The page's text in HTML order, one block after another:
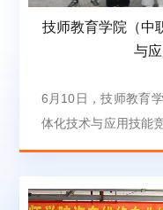
技师教育学院（中
与
6月10日，技师教育
体化技术与应用技能
术专业全体学生，共
节。实操部分主要考